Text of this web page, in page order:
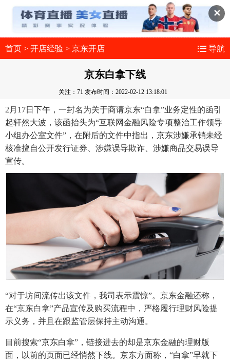
✕
首页 > 开店经验 > 京东开店 导航
京东白拿下线
关注：71 发布时间：2022-02-12 13:18:01
2月17日下午，一封名为关于商请京东“白拿”业务定性的函引
起轩然大波，该函抬头为“互联网金融风险专项整治工作领导
小组办公室文件”，在附后的文件中指出，京东涉嫌承销未经
核准擅自公开发行证券、涉嫌误导欺诈、涉嫌商品交易误导
宣传。
“对于坊间流传出该文件，我司表示震惊”。京东金融还称，
在“京东白拿”产品宣传及购买流程中，严格履行理财风险提
示义务，并且在跟监管层保持主动沟通。
目前搜索“京东白拿”，链接进去的却是京东金融的理财版
面，以前的页面已经悄然下线。京东方面称，“白拿”早就下